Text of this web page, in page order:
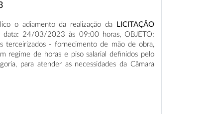
o adiamento da realização da
LICITAÇÂO
data: 24/03/2023 às 09:00 horas, OBJETO:
terceirizados - fornecimento de mão de obra,
regime de horas e piso salarial definidos pelo
para atender as necessidades da Câmara